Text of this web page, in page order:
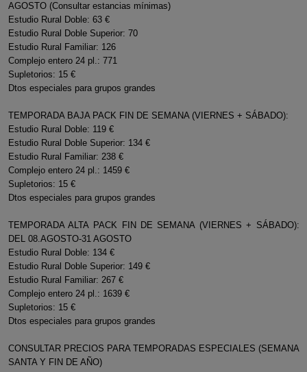
AGOSTO (Consultar estancias mínimas)
Estudio Rural Doble: 63 €
Estudio Rural Doble Superior: 70
Estudio Rural Familiar: 126
Complejo entero 24 pl.: 771
Supletorios: 15 €
Dtos especiales para grupos grandes
TEMPORADA BAJA PACK FIN DE SEMANA (VIERNES + SÁBADO):
Estudio Rural Doble: 119 €
Estudio Rural Doble Superior: 134 €
Estudio Rural Familiar: 238 €
Complejo entero 24 pl.: 1459 €
Supletorios: 15 €
Dtos especiales para grupos grandes
TEMPORADA ALTA PACK FIN DE SEMANA (VIERNES + SÁBADO):
DEL 08.AGOSTO-31 AGOSTO
Estudio Rural Doble: 134 €
Estudio Rural Doble Superior: 149 €
Estudio Rural Familiar: 267 €
Complejo entero 24 pl.: 1639 €
Supletorios: 15 €
Dtos especiales para grupos grandes
CONSULTAR PRECIOS PARA TEMPORADAS ESPECIALES (SEMANA
SANTA Y FIN DE AÑO)